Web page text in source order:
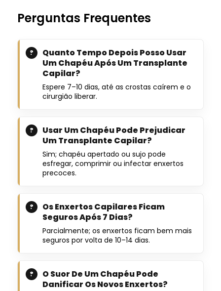
Perguntas Frequentes
Quanto Tempo Depois Posso Usar
Um Chapéu Após Um Transplante
Capilar?
Espere 7–10 dias, até as crostas caírem e o
cirurgião liberar.
Usar Um Chapéu Pode Prejudicar
Um Transplante Capilar?
Sim; chapéu apertado ou sujo pode
esfregar, comprimir ou infectar enxertos
precoces.
Os Enxertos Capilares Ficam
Seguros Após 7 Dias?
Parcialmente; os enxertos ficam bem mais
seguros por volta de 10–14 dias.
O Suor De Um Chapéu Pode
Danificar Os Novos Enxertos?